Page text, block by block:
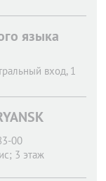
языка
вход, 1
00
3 этаж